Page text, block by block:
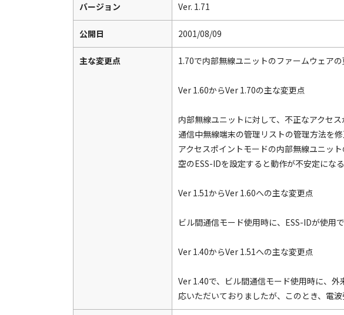
バージョン Ver. 1.71
公開日 2001/08/09
主な変更点 1.70で内部無線ユニットのファームウェア
Ver 1.60からVer 1.70の主な変更点
内部無線ユニットに対して、不正なアクセ
通信中無線端末の管理リストの管理方法を
アクセスポイントモードの内部無線ユニッ
空のESS-IDを設定すると動作が不安定にな
Ver 1.51からVer 1.60への主な変更点
ビル間通信モード使用時に、ESS-IDが使用
Ver 1.40からVer 1.51への主な変更点
Ver 1.40で、ビル間通信モード使用時に、
応いただいておりましたが、このとき、電